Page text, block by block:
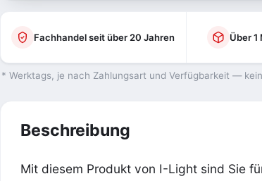
Fachhandel seit über 20 Jahren Über 1
* Werktags, je nach Zahlungsart und Verfügbarkeit —
Beschreibung
Mit diesem Produkt von I-Light sind Sie